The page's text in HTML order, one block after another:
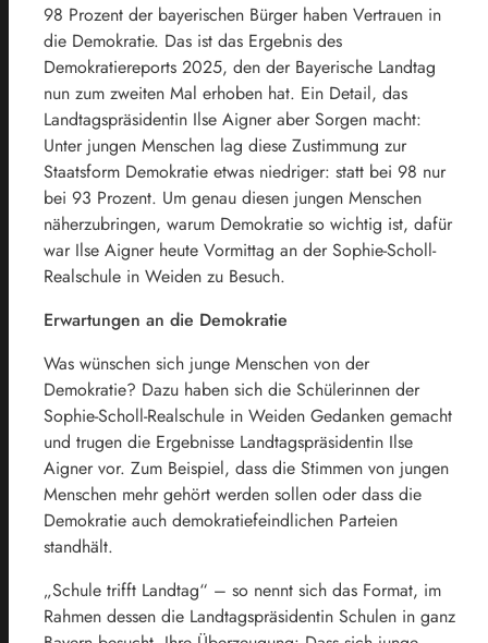
98 Prozent der bayerischen Bürger haben Vertrauen in
die Demokratie. Das ist das Ergebnis des
Demokratiereports 2025, den der Bayerische Landtag
nun zum zweiten Mal erhoben hat. Ein Detail, das
Landtagspräsidentin Ilse Aigner aber Sorgen macht:
Unter jungen Menschen lag diese Zustimmung zur
Staatsform Demokratie etwas niedriger: statt bei 98 nur
bei 93 Prozent. Um genau diesen jungen Menschen
näherzubringen, warum Demokratie so wichtig ist, dafür
war Ilse Aigner heute Vormittag an der Sophie-Scholl-
Realschule in Weiden zu Besuch.
Erwartungen an die Demokratie
Was wünschen sich junge Menschen von der
Demokratie? Dazu haben sich die Schülerinnen der
Sophie-Scholl-Realschule in Weiden Gedanken gemacht
und trugen die Ergebnisse Landtagspräsidentin Ilse
Aigner vor. Zum Beispiel, dass die Stimmen von jungen
Menschen mehr gehört werden sollen oder dass die
Demokratie auch demokratiefeindlichen Parteien
standhält.
„Schule trifft Landtag“ – so nennt sich das Format, im
Rahmen dessen die Landtagspräsidentin Schulen in ganz